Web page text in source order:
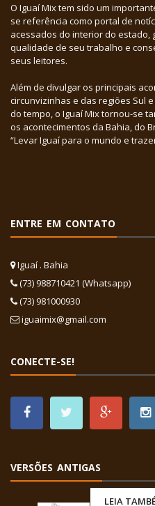
LEIA
O Iguaí Mix tem sido um
se referência como portal de
acessados do interior do
qualidade de seu trabalho e
seus leitores.
Além de divulgar os principais
circunvizinhas e das regiões Sul
do tempo, o Iguaí Mix tornou-se
os acontecimentos da Bahia, do
“Levar Iguaí para o mundo e
ENTRE EM CONTATO
Iguaí . Bahia
(73) 988710421 (Whatsapp)
(73) 981000930
iguaimix@gmail.com
CONECTE-SE!
VERSÕES ANTIGAS